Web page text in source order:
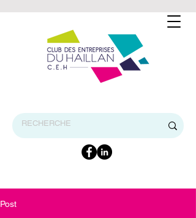
BIENVENUE SUR LE SITE INTERNET DU CEH
Post